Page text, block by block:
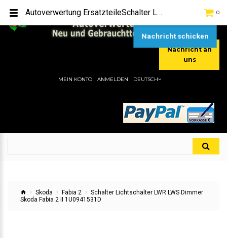
[+49] (0) 2232-5205
[+49] (0) 177 / 4080033
Nachricht an
uns
0
MEIN KONTO ANMELDEN DEUTSCH
Skoda Fabia 2
Schalter Lichtschalter LWR LWS Dimmer
Skoda Fabia 2 II 1U0941531D
Autoverwertung ErsatzteileSchalter Lichtschalter LWR LWS Dimmer Skoda Fabia 2 II 1U0941531DHier gibt es viele Autoersatzteile, günstigen Preise, gute Qualität
Nachricht schicken